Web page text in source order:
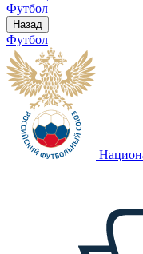
Футбол
Назад
Футбол